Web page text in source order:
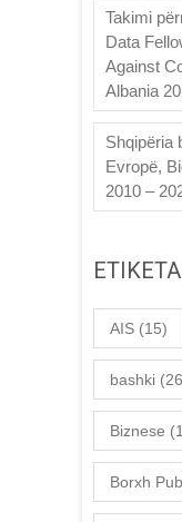
Takimi
Data
Against
Albania
Shqipëria
Evropë,
2010 –
ETIKETA
AIS (15)
bashki
Biznese
Borxh